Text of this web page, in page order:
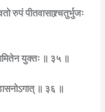
रुपं पीतवासाश्र्चतुर्भुजः
गमितेन युक्तः ॥ ३५ ॥
॥ ३६ ॥